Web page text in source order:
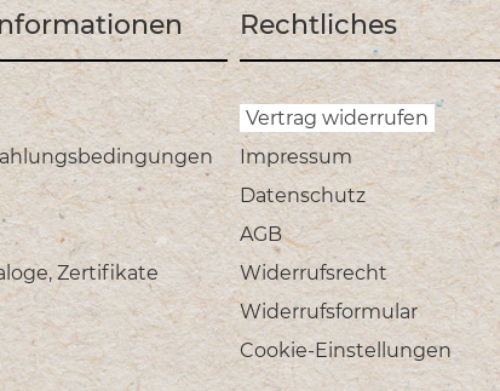
Zertifikate
Rechtliches
Vertrag widerrufen
Impressum
Datenschutz
AGB
Widerrufsrecht
Widerrufsformular
Cookie-Einstellungen